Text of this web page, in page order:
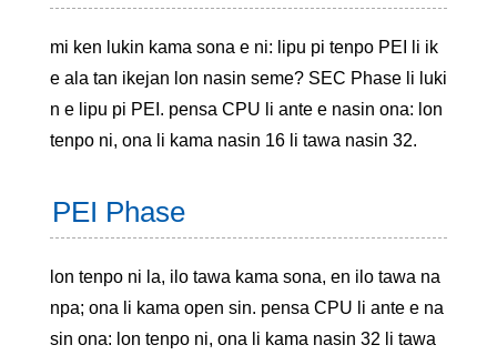
mi ken lukin kama sona e ni: lipu pi tenpo PEI li ik
e ala tan ikejan lon nasin seme? SEC Phase li luki
n e lipu pi PEI. pensa CPU li ante e nasin ona: lon
tenpo ni, ona li kama nasin 16 li tawa nasin 32.
PEI Phase
lon tenpo ni la, ilo tawa kama sona, en ilo tawa na
npa; ona li kama open sin. pensa CPU li ante e na
sin ona: lon tenpo ni, ona li kama nasin 32 li tawa